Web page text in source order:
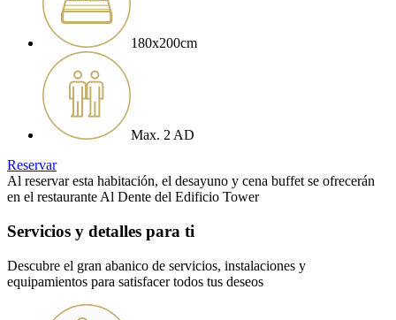
180x200cm
Max. 2 AD
Reservar
Al reservar esta habitación, el desayuno y cena buffet se ofrecerán
en el restaurante Al Dente del Edificio Tower
Servicios y detalles para ti
Descubre el gran abanico de servicios, instalaciones y
equipamientos para satisfacer todos tus deseos